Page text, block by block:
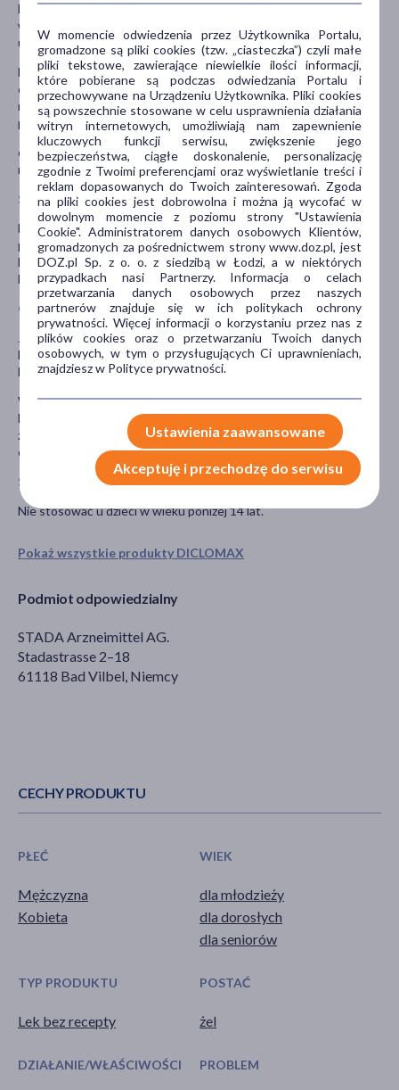
Pokaż wszystkie produkty DICLOMAX
Podmiot odpowiedzialny
STADA Arzneimittel AG.
Stadastrasse 2–18
61118 Bad Vilbel, Niemcy
Lek DicloMAX Mobilat jest przeznaczony do stosowania
wyłącznie na skórę. Nie stosować na błony śluzowe (np. w jamie
ustnej) i należy unikać kontaktu z oczami.
Lek może być stosowany jednocześnie z bandażami lub
opatrunkami zwykle stosowanymi w przypadku skręceń, jednak
nie należy stosować go pod opatrunki uniemożliwiające dostęp
powietrza.
en lek należy przechowywać w miejscu niewidocznym i
niedostępnym dla dzieci, w temperaturze poniżej 25°C.
Stosowanie innych leków
Należy powiedzieć lekarzowi lub farmaceucie o wszystkich lekach
przyjmowanych przez pacjenta obecnie lub ostatnio, a także o
lekach, które pacjent planuje przyjmować, w tym również o tych,
które wydawane są bez recepty.
Ciąża i karmienie piersią
Jeśli pacjentka jest w ciąży lub karmi piersią, przypuszcza, że może
być w ciąży lub gdy planuje mieć dziecko powinna poradzić się
lekarza lub farmaceuty przed zastosowaniem tego leku.
W ciągu pierwszych sześciu miesięcy ciąży oraz w okresie laktacji
lek może być stosowany wyłącznie na zalecenie lekarza i z
zachowaniem środków ostrożności. Nie należy go stosować w
czasie ostatnich trzech miesięcy ciąży.
Stosowanie leku u dzieci i młodzieży
Nie stosować u dzieci w wieku poniżej 14 lat.
CECHY PRODUKTU
PŁEĆ
Mężczyzna
Kobieta
WIEK
dla młodzieży
dla dorosłych
dla seniorów
TYP PRODUKTU
Lek bez recepty
POSTAĆ
żel
DZIAŁANIE/WŁAŚCIWOŚCI PROBLEM
W momencie odwiedzenia przez Użytkownika Portalu,
gromadzone są pliki cookies (tzw. „ciasteczka”) czyli małe
pliki tekstowe, zawierające niewielkie ilości informacji,
które pobierane są podczas odwiedzania Portalu i
przechowywane na Urządzeniu Użytkownika. Pliki cookies
są powszechnie stosowane w celu usprawnienia działania
witryn internetowych, umożliwiają nam zapewnienie
kluczowych funkcji serwisu, zwiększenie jego
bezpieczeństwa, ciągłe doskonalenie, personalizację
zgodnie z Twoimi preferencjami oraz wyświetlanie treści i
reklam dopasowanych do Twoich zainteresowań. Zgoda
na pliki cookies jest dobrowolna i można ją wycofać w
dowolnym momencie z poziomu strony "Ustawienia
Cookie". Administratorem danych osobowych Klientów,
gromadzonych za pośrednictwem strony www.doz.pl, jest
DOZ.pl Sp. z o. o. z siedzibą w Łodzi, a w niektórych
przypadkach nasi Partnerzy. Informacja o celach
przetwarzania danych osobowych przez naszych
partnerów znajduje się w ich politykach ochrony
prywatności. Więcej informacji o korzystaniu przez nas z
plików cookies oraz o przetwarzaniu Twoich danych
osobowych, w tym o przysługujących Ci uprawnieniach,
znajdziesz w Polityce prywatności.
Ustawienia zaawansowane
Akceptuję i przechodzę do serwisu